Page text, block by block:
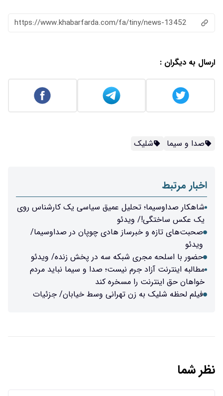
https://www.khabarfarda.com/fa/
عمیق سیاسی یک کارشناس روی
هادی چوپان در صداوسیما/
شبکه سه در پخش زنده/ ویدئو
جرم نیست؛ صدا و سیما نباید مردم
مسخره کند
تهرانی وسط خیابان/ جزئیات